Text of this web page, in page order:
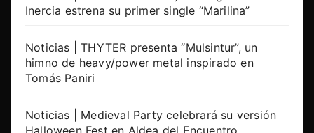
Inercia estrena su primer single “Marilina”
Noticias | THYTER presenta “Mulsintur”, un
himno de heavy/power metal inspirado en
Tomás Paniri
Noticias | Medieval Party celebrará su versión
Halloween Fest en Aldea del Encuentro